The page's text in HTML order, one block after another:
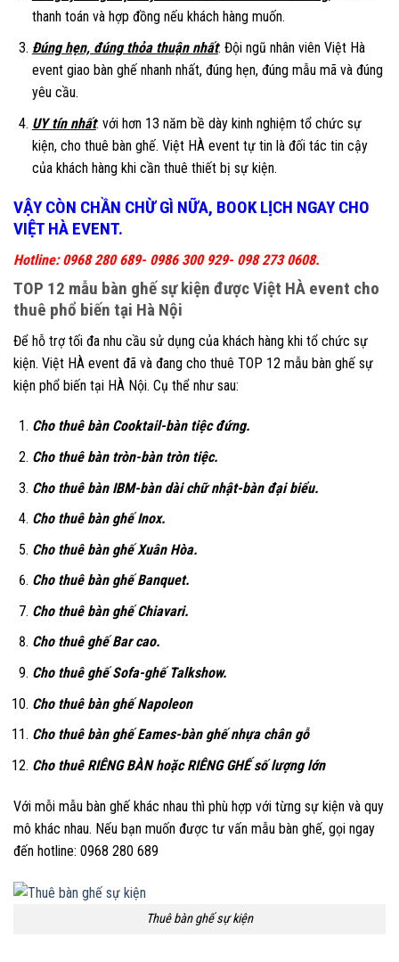
thanh toán và hợp đồng nếu khách hàng muốn.
Đúng hẹn, đúng thỏa thuận nhất: Đội ngũ nhân viên Việt Hà
event giao bàn ghế nhanh nhất, đúng hẹn, đúng mẫu mã và đúng
yêu cầu.
UY tín nhất: với hơn 13 năm bề dày kinh nghiệm tổ chức sự
kiện, cho thuê bàn ghế. Việt HÀ event tự tin là đối tác tin cậy
của khách hàng khi cần thuê thiết bị sự kiện.
VẬY CÒN CHẦN CHỪ GÌ NỮA, BOOK LỊCH NGAY CHO
VIỆT HÀ EVENT.
Hotline: 0968 280 689- 0986 300 929- 098 273 0608.
TOP 12 mẫu bàn ghế sự kiện được Việt HÀ event cho
thuê phổ biến tại Hà Nội
Để hỗ trợ tối đa nhu cầu sử dụng của khách hàng khi tổ chức sự
kiện. Việt HÀ event đã và đang cho thuê TOP 12 mẫu bàn ghế sự
kiện phổ biến tại HÀ Nội. Cụ thể như sau:
Cho thuê bàn Cooktail-bàn tiệc đứng.
Cho thuê bàn tròn-bàn tròn tiệc.
Cho thuê bàn IBM-bàn dài chữ nhật-bàn đại biểu.
Cho thuê bàn ghế Inox.
Cho thuê bàn ghế Xuân Hòa.
Cho thuê bàn ghế Banquet.
Cho thuê bàn ghế Chiavari.
Cho thuê ghế Bar cao.
Cho thuê ghế Sofa-ghế Talkshow.
Cho thuê bàn ghế Napoleon
Cho thuê bàn ghế Eames-bàn ghế nhựa chân gỗ
Cho thuê RIÊNG BÀN hoặc RIÊNG GHẾ số lượng lớn
Với mỗi mẫu bàn ghế khác nhau thì phù hợp với từng sự kiện và quy
mô khác nhau. Nếu bạn muốn được tư vấn mẫu bàn ghế, gọi ngay
đến hotline: 0968 280 689
Thuê bàn ghế sự kiện